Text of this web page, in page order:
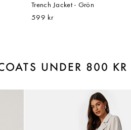
Trench Jacket - Grön
599 kr
UNDER 800 KR